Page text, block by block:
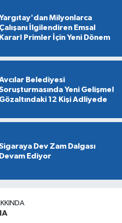
Milyonlarca
Çalışanı İlgilendiren Emsal
Karar! Primler İçin Yeni Dönem
Belediyesi
Yeni Gelişme!
Gözaltındaki 12 Kişi Adliyede
Dev Zam Dalgası
Devam Ediyor